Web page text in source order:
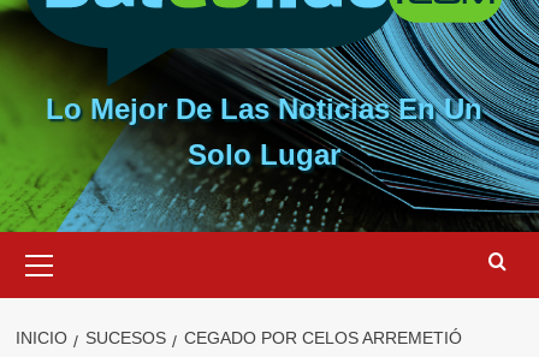
Lo Mejor De Las Noticias En Un
Solo Lugar
primario
INICIO SUCESOS
CEGADO POR CELOS ARREMETIÓ